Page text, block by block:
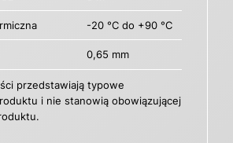
-20 °C do +90 °C
0,65 mm
przedstawiają typowe
i nie stanowią obowiązującej